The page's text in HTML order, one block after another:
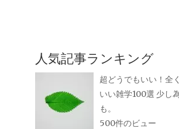
人気記事ランキング
超どうでもいい！全
いい雑学100選 少し
も。
500件のビュー